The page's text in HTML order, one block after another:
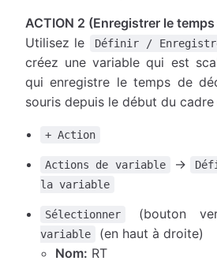
ACTION 2 (Enregistrer le
Utilisez le
Définir /
créez une variable qui est
qui enregistre le temps de
souris depuis le début du cadre
+ Action
Actions de variable →
la variable
Sélectionner (bouton
variable
(en haut à droite)
Nom: RT